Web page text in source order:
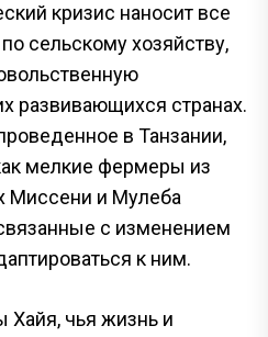
кризис наносит все
сельскому хозяйству,
развивающихся странах.
в Танзании,
мелкие фермеры из
Миссени и Мулеба
с изменением
к ним.
чья жизнь и